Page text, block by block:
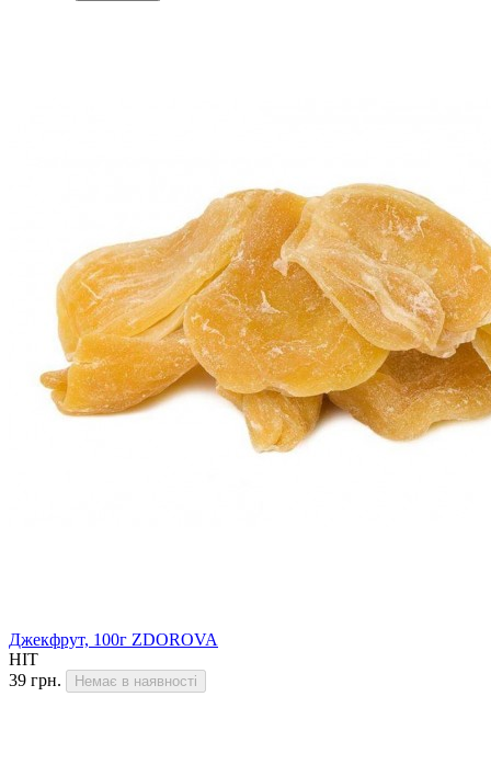
Джекфрут, 100г ZDOROVA
HIT
39 грн.
Немає в наявності